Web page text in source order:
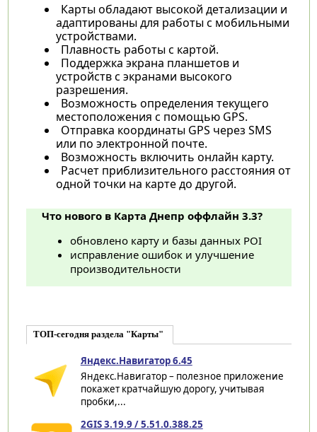
Карты обладают высокой детализации и
адаптированы для работы с мобильными
устройствами.
Плавность работы с картой.
Поддержка экрана планшетов и
устройств с экранами высокого
разрешения.
Возможность определения текущего
местоположения с помощью GPS.
Отправка координаты GPS через SMS
или по электронной почте.
Возможность включить онлайн карту.
Расчет приблизительного расстояния от
одной точки на карте до другой.
Что нового в Карта Днепр оффлайн 3.3?
обновлено карту и базы данных POI
исправление ошибок и улучшение
производительности
ТОП-сегодня раздела "Карты"
Яндекс.Навигатор 6.45
Яндекс.Навигатор – полезное приложение
покажет кратчайшую дорогу, учитывая
пробки,...
2GIS 3.19.9 / 5.51.0.388.25